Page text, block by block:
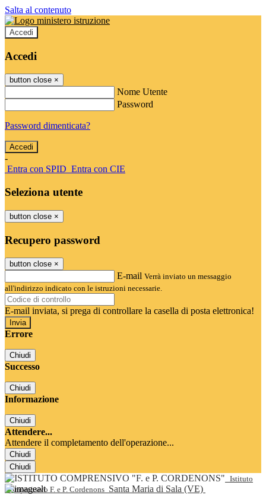
Salta al contenuto
Accedi
Accedi
button close ×
Nome Utente
Password
Password dimenticata?
-
Entra con SPID Entra con CIE
Seleziona utente
button close ×
Recupero password
button close ×
E-mail Verrà inviato un messaggio
all'indirizzo indicato con le istruzioni necessarie.
E-mail inviata, si prega di controllare la casella di posta elettronica!
Errore
Chiudi
Successo
Chiudi
Informazione
Chiudi
Attendere...
Attendere il completamento dell'operazione...
Chiudi
Chiudi
Istituto
Comprensivo F. e P. Cordenons Santa Maria di Sala (VE)